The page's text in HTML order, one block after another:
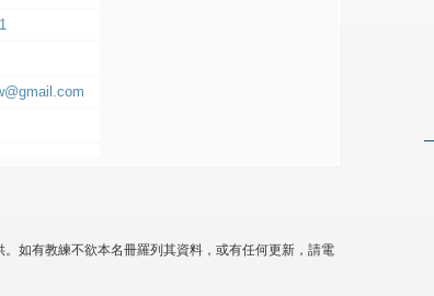
如有教練不欲本名冊羅列其資料，或有任何更新，請電